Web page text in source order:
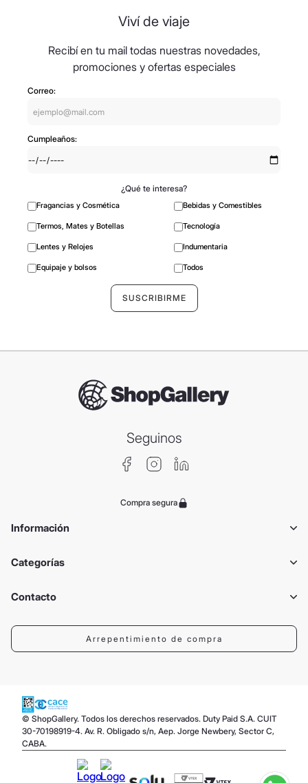
Viví de viaje
Recibí en tu mail todas nuestras novedades,
promociones y ofertas especiales
Correo:
Cumpleaños:
¿Qué te interesa?
Fragancias y Cosmética Bebidas y Comestibles
Termos, Mates y Botellas Tecnología
Lentes y Relojes Indumentaria
Equipaje y bolsos Todos
Seguinos
Compra segura
Información
Categorías
Contacto
Arrepentimiento de compra
© ShopGallery. Todos los derechos reservados. Duty Paid S.A. CUIT
30-70198919-4. Av. R. Obligado s/n, Aep. Jorge Newbery, Sector C,
CABA.